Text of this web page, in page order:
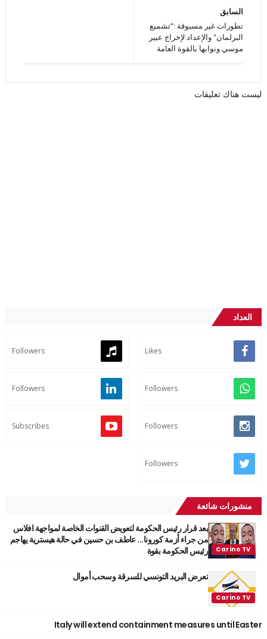
السابق
تطورات غير مسبوقة :“تشميع
البرلمان” والإعداد لإخراج عبير
موسي ونوابها بالقوة العامة
ليست هناك تعليقات
العداد
Likes
Followers
Followers
Followers
Followers
Subscribes
Followers
منشورات شائعة
بعد قرار رئيس الحكومة لتعويض القنوات الخاصة لمواجهة افلاس
من جراء أزمة كورونا... عاطف بن حسين في حالة هيسترية يهاجم
رئيس الحكومة بقوة
تعرض البريد التونسي للسرقة وسحب أموال
Italy will extend containment measures until Easter